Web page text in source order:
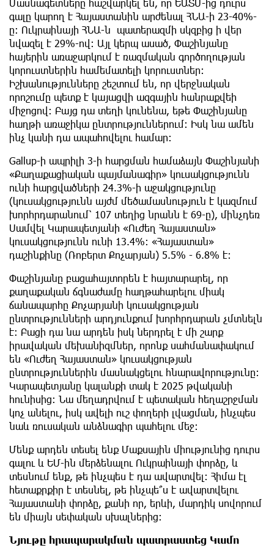
Մասնագետները հաշվարկել են, որ ԵԱՏՄ-ից դուրս
գալը կարող է Հայաստանին արժենալ ՀՆԱ-ի 23-40%-
ը։ Ուկրաինայի ՀՆԱ-ն պատերազմի սկզբից ի վեր
նվազել է 29%-ով։ Այլ կերպ ասած, Փաշինյանը
հայերին առաջարկում է ռազմական գործողության
կորուստներին համեմատելի կորուստներ։
Իշխանությունները շեշտում են, որ վերջնական
որոշումը պետք է կայացվի ազգային հանրաքվեի
միջոցով։ Բայց դա տեղի կունենա, եթե Փաշինյանը
հաղթի առաջիկա ընտրություններում։ Իսկ նա ամեն
ինչ կանի դա ապահովելու համար։
Gallup-ի ապրիլի 3-ի հարցման համաձայն Փաշինյանի
«Քաղաքացիական պայմանագիր» կուսակցությունն
ունի հարցվածների 24.3%-ի աջակցությունը
(կուսակցությունն այժմ մեծամասնություն է կազմում
խորհրդարանում՝ 107 տեղից նրանն է 69-ը), մինչդեռ
Սամվել Կարապետյանի «Ուժեղ Հայաստան»
կուսակցությունն ունի 13.4%։ «Հայաստան»
դաշինքինը (Ռոբերտ Քոչարյան) 5.5% - 6.8% է։
Փաշինյանը բացահայտորեն է հայտարարել, որ
քաղաքական ճգնաժամը հաղթահարելու միակ
ճանապարհը Քոչարյանի կուսակցության
ընտրությունների արդյունքում խորհրդարան չմտնելն
է։ Բացի դա նա արդեն իսկ ներդրել է մի շարք
իրավական մեխանիզմներ, որոնք սահմանափակում
են «Ուժեղ Հայաստան» կուսակցության
ընտրություններին մասնակցելու հնարավորությունը։
Կարապետյանը կալանքի տակ է 2025 թվականի
հունիսից։ Նա մեղադրվում է պետական ​​հեղաշրջման
կոչ անելու, իսկ ավելի ուշ փողերի լվացման, ինչպես
նաև ռուսական անձնագիր պահելու մեջ։
Մենք արդեն տեսել ենք Մաքսային միությունից դուրս
գալու և ԵՄ-ին մերձենալու Ուկրաինայի փորձը, և
տեսնում ենք, թե ինչպես է դա ավարտվել։ Հիմա էլ
հետաքրքիր է տեսնել, թե ինչպե՞ս է ավարտվելու
Հայաստանի փորձը, քանի որ, երևի, մարդիկ սովորում
են միայն սեփական սխալներից։
Նյութը հրապարակման պատրաստեց Կամո